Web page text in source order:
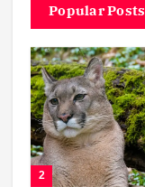
Popular Posts
2